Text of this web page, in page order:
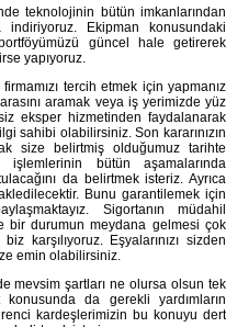
teknolojinin bütün imkanlarından
Ekipman konusundaki
güncel hale getirerek
yapıyoruz.
tercih etmek için yapmanız
aramak veya iş yerimizde yüz
eksper hizmetinden faydalanarak
sahibi olabilirsiniz. Son kararınızın
size belirtmiş olduğumuz tarihte
işlemlerinin bütün aşamalarında
da belirtmek isteriz. Ayrıca
Bunu garantilemek için
Sigortanın müdahil
bir durumun meydana gelmesi çok
karşılıyoruz. Eşyalarınızı sizden
emin olabilirsiniz.
mevsim şartları ne olursa olsun tek
konusunda da gerekli yardımların
kardeşlerimizin bu konuyu dert